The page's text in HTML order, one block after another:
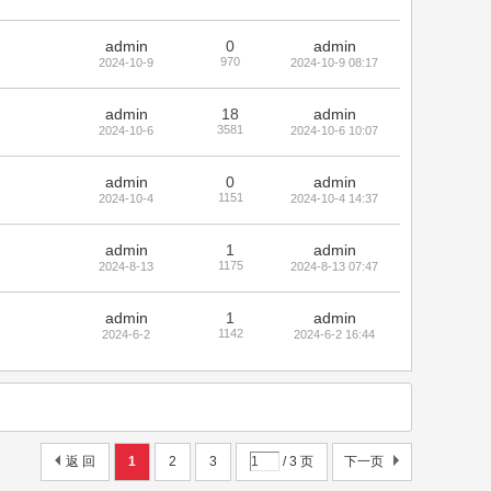
admin
2024-10-9
0
970
admin
2024-10-9 08:17
admin
2024-10-6
18
3581
admin
2024-10-6 10:07
admin
2024-10-4
0
1151
admin
2024-10-4 14:37
admin
2024-8-13
1
1175
admin
2024-8-13 07:47
admin
2024-6-2
1
1142
admin
2024-6-2 16:44
1 2 3 / 3 页 下一页
返 回